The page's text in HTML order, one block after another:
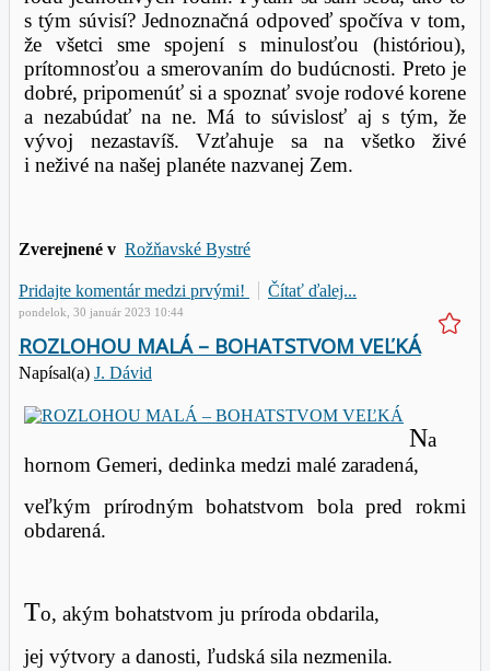
s tým súvisí? Jednoznačná odpoveď spočíva v tom,
že všetci sme spojení s minulosťou (históriou),
prítomnosťou a smerovaním do budúcnosti. Preto je
dobré, pripomenúť si a spoznať svoje rodové korene
a nezabúdať na ne. Má to súvislosť aj s tým, že
vývoj nezastavíš. Vzťahuje sa na všetko živé
i neživé na našej planéte nazvanej Zem.
Zverejnené v Rožňavské Bystré
Pridajte komentár medzi prvými! Čítať ďalej...
pondelok, 30 január 2023 10:44
ROZLOHOU MALÁ – BOHATSTVOM VEĽKÁ
Napísal(a) J. Dávid
Na
hornom Gemeri, dedinka medzi malé zaradená,
veľkým prírodným bohatstvom bola pred rokmi
obdarená.
To, akým bohatstvom ju príroda obdarila,
jej výtvory a danosti, ľudská sila nezmenila.